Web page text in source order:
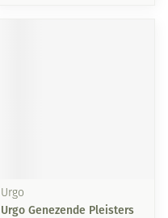
Urgo
Urgo Genezende Pleisters